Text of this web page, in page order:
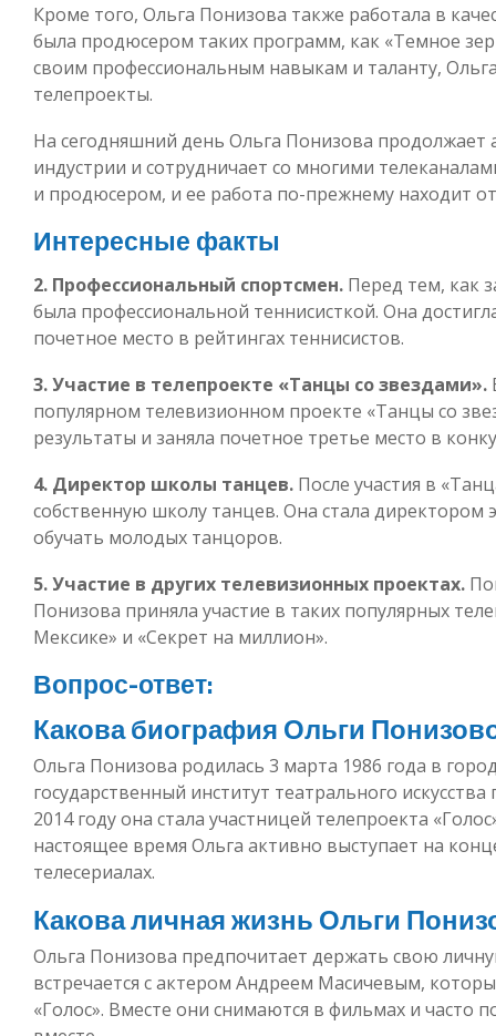
Кроме того, Ольга Понизова также работала в
была продюсером таких программ, как «Темное
своим профессиональным навыкам и таланту,
телепроекты.
На сегодняшний день Ольга Понизова продолжает
индустрии и сотрудничает со многими
и продюсером, и ее работа по-прежнему находит
Интересные факты
2. Профессиональный спортсмен. Перед тем, как
была профессиональной теннисисткой. Она
почетное место в рейтингах теннисистов.
3. Участие в телепроекте «Танцы со звездами».
популярном телевизионном проекте «Танцы со
результаты и заняла почетное третье место в
4. Директор школы танцев. После участия в
собственную школу танцев. Она стала директором
обучать молодых танцоров.
5. Участие в других телевизионных проектах.
Понизова приняла участие в таких популярных
Мексике» и «Секрет на миллион».
Вопрос-ответ:
Какова биография Ольги
Ольга Понизова родилась 3 марта 1986 года в
государственный институт театрального
2014 году она стала участницей телепроекта
настоящее время Ольга активно выступает на
телесериалах.
Какова личная жизнь Ольги
Ольга Понизова предпочитает держать свою
встречается с актером Андреем Масичевым,
«Голос». Вместе они снимаются в фильмах и часто